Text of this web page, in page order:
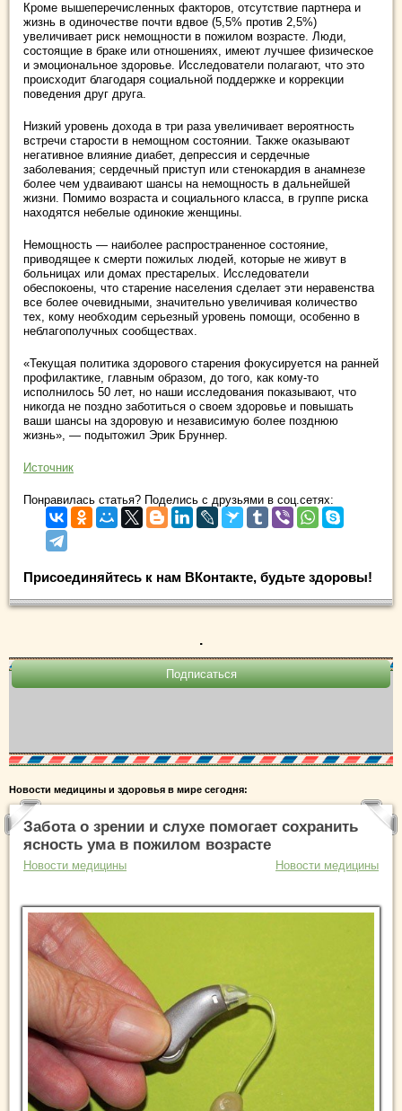
Кроме вышеперечисленных факторов, отсутствие партнера и
жизнь в одиночестве почти вдвое (5,5% против 2,5%)
увеличивает риск немощности в пожилом возрасте. Люди,
состоящие в браке или отношениях, имеют лучшее физическое
и эмоциональное здоровье. Исследователи полагают, что это
происходит благодаря социальной поддержке и коррекции
поведения друг друга.
Низкий уровень дохода в три раза увеличивает вероятность
встречи старости в немощном состоянии. Также оказывают
негативное влияние диабет, депрессия и сердечные
заболевания; сердечный приступ или стенокардия в анамнезе
более чем удваивают шансы на немощность в дальнейшей
жизни. Помимо возраста и социального класса, в группе риска
находятся небелые одинокие женщины.
Немощность — наиболее распространенное состояние,
приводящее к смерти пожилых людей, которые не живут в
больницах или домах престарелых. Исследователи
обеспокоены, что старение населения сделает эти неравенства
все более очевидными, значительно увеличивая количество
тех, кому необходим серьезный уровень помощи, особенно в
неблагополучных сообществах.
«Текущая политика здорового старения фокусируется на ранней
профилактике, главным образом, до того, как кому-то
исполнилось 50 лет, но наши исследования показывают, что
никогда не поздно заботиться о своем здоровье и повышать
ваши шансы на здоровую и независимую более позднюю
жизнь», — подытожил Эрик Бруннер.
Источник
Понравилась статья? Поделись с друзьями в соц.сетях:
Присоединяйтесь к нам ВКонтакте, будьте здоровы!
.
Новости медицины и здоровья в мире сегодня:
Забота о зрении и слухе помогает сохранить
ясность ума в пожилом возрасте
Новости медицины Новости медицины